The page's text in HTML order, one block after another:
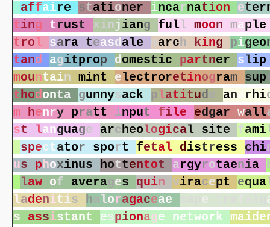
affaire stationer incarnation eter
ting trust xinjiang full moon maple
trol sara teasdale march king pigeo
tand agitprop domestic partner slip
mountain mint electroretinogram sup
thodonta gunnysack platitude an rhi
m
henry pratt input file edgar wall
st language archeological site fami
spectator sport fetal distress chi
us phoxinus hottentot argyrotaenia
law of averages quin viracept equa
ladenitis h loragaceae e
s
assistant espionage network maide